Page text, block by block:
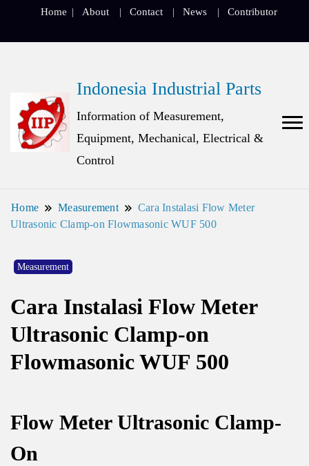
Home About Contact News Contributor
Indonesia Industrial Parts
Information of Measurement,
Equipment, Mechanical, Electrical &
Control
Home Measurement
Cara Instalasi Flow Meter
Ultrasonic Clamp-on Flowmasonic WUF 500
Measurement
Cara Instalasi Flow Meter
Ultrasonic Clamp-on
Flowmasonic WUF 500
Flow Meter Ultrasonic Clamp-
On